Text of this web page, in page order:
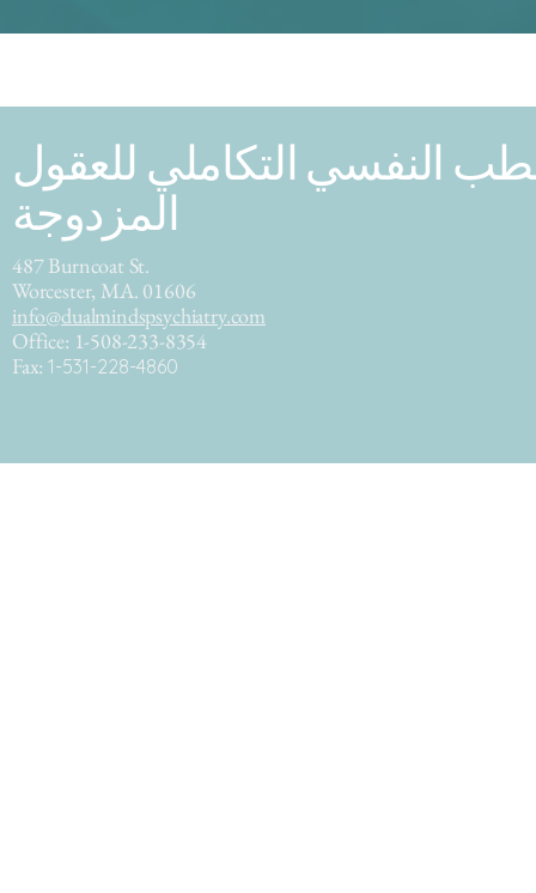
النفسي التكاملي للعقول
المزدوجة
487 Burncoat St.
Worcester, MA. 01606
info@dualmindspsychiatry.com
Office: 1-508-233-8354
Fax:1-531-228-4860